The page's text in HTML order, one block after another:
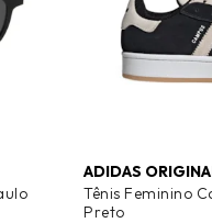
ADIDAS
Tênis Feminino
Preto